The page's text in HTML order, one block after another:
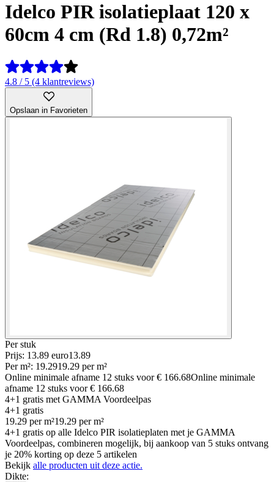
Idelco PIR isolatieplaat 120 x
60cm 4 cm (Rd 1.8) 0,72m²
4.8 / 5 (4 klantreviews)
Opslaan in Favorieten
Per stuk
Prijs: 13.89 euro13.89
Per m²: 19.2919.29 per m²
Online minimale afname 12 stuks voor€ 166.68Online minimale
afname 12 stuks voor€ 166.68
4+1 gratis met GAMMA Voordeelpas
4+1 gratis
19.29 per m²19.29 per m²
4+1 gratis op alle Idelco PIR isolatieplaten met je GAMMA
Voordeelpas, combineren mogelijk, bij aankoop van 5 stuks ontvang
je 20% korting op deze 5 artikelen
Bekijk alle producten uit deze actie.
Dikte: